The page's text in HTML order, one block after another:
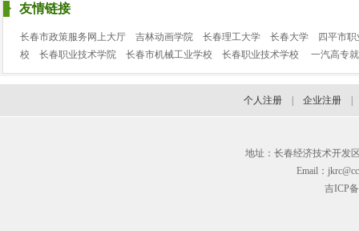
友情链接
长春市政策服务网上大厅 吉林动画学院 长春理工大学 长春大学
四平市
校
长春职业技术学院 长春市机械工业学校 长春职业技术学校 一汽高专
个人注册 企业注册
地址：长春经济技术开发
Email：
吉ICP